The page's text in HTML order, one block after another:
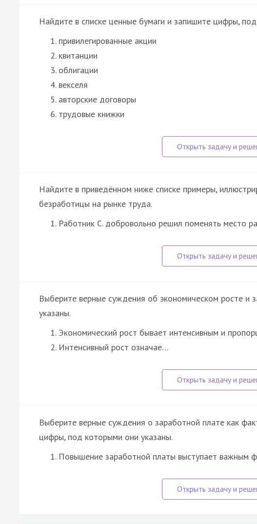
Найдите в списке ценные бумаги и запишите цифры,
привилегированные акции
квитанции
облигации
векселя
авторские договоры
трудовые книжки
Найдите в приведённом ниже списке примеры,
безработицы на рынке труда.
Работник С. добровольно решил поменять место
Выберите верные суждения об экономическом росте
указаны.
Экономический рост бывает интенсивным и
Интенсивный рост означае…
Выберите верные суждения о заработной плате как
цифры, под которыми они указаны.
Повышение заработной платы выступает важным